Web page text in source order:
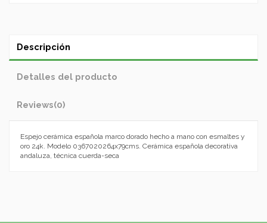
Descripción
Detalles del producto
Reviews(0)
Espejo cerámica española marco dorado hecho a mano con esmaltes y
oro 24k. Modelo 0367020264x79cms. Cerámica española decorativa
andaluza, técnica cuerda-seca